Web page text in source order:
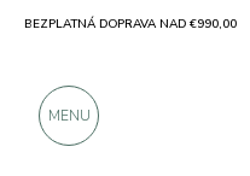
BEZPLATNÁ DOPRAVA NAD €990,00
MENU